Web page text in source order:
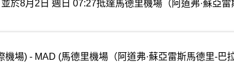
於8月2日 週日 07:27抵達馬德里機場（阿道弗·蘇亞
機場) - MAD (馬德里機場（阿道弗·蘇亞雷斯馬德里-巴